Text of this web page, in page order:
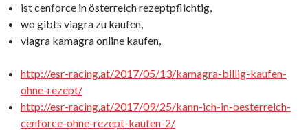
ist cenforce in österreich rezeptpflichtig,
wo gibts viagra zu kaufen,
viagra kamagra online kaufen,
http://esr-racing.at/2017/05/13/kamagra-billig-kaufen-
ohne-rezept/
http://esr-racing.at/2017/09/25/kann-ich-in-oesterreich-
cenforce-ohne-rezept-kaufen-2/